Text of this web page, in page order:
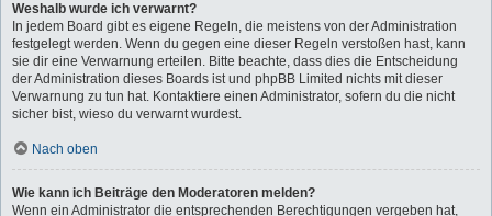
Weshalb wurde ich verwarnt?
In jedem Board gibt es eigene Regeln, die meistens von der Administration
festgelegt werden. Wenn du gegen eine dieser Regeln verstoßen hast, kann
sie dir eine Verwarnung erteilen. Bitte beachte, dass dies die Entscheidung
der Administration dieses Boards ist und phpBB Limited nichts mit dieser
Verwarnung zu tun hat. Kontaktiere einen Administrator, sofern du die nicht
sicher bist, wieso du verwarnt wurdest.
Nach oben
Wie kann ich Beiträge den Moderatoren melden?
Wenn ein Administrator die entsprechenden Berechtigungen vergeben hat,